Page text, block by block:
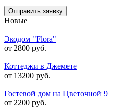
Отправить заявку
Новые
Экодом "Flora"
от 2800 руб.
Коттеджи в Джемете
от 13200 руб.
Гостевой дом на Цветочной 9
от 2200 руб.